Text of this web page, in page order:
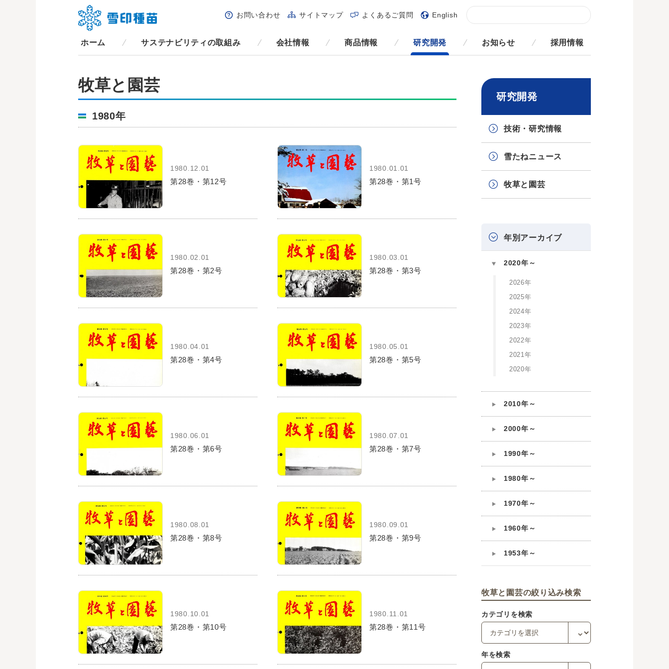
ホーム サステナビリティの取組み 会社情報 商品情報 研究開発 お知らせ 採用情報
お問い合わせ サイトマップ よくあるご質問 English
牧草と園芸
1980年
1980.12.01
第28巻・第12号
1980.01.01
第28巻・第1号
1980.02.01
第28巻・第2号
1980.03.01
第28巻・第3号
1980.04.01
第28巻・第4号
1980.05.01
第28巻・第5号
1980.06.01
第28巻・第6号
1980.07.01
第28巻・第7号
1980.08.01
第28巻・第8号
1980.09.01
第28巻・第9号
1980.10.01
第28巻・第10号
1980.11.01
第28巻・第11号
研究開発
技術・研究情報
雪たねニュース
牧草と園芸
年別アーカイブ
2020年～
2026年
2025年
2024年
2023年
2022年
2021年
2020年
2010年～
2000年～
1990年～
1980年～
1970年～
1960年～
1953年～
牧草と園芸の絞り込み検索
カテゴリを検索
年を検索